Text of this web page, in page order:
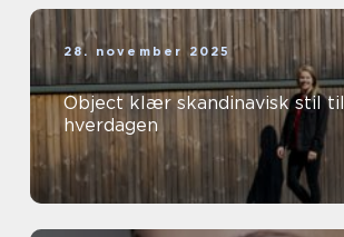
28. november 2025
Object klær skandinavisk stil til
hverdagen